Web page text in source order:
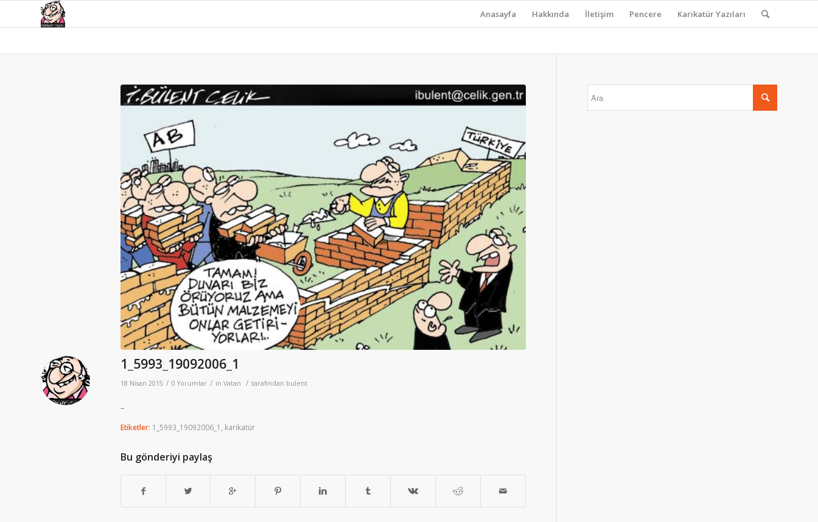
Anasayfa Hakkında İletişim Pencere Karikatür Yazıları
1_5993_19092006_1
18 Nisan 2015 / 0 Yorumlar / in Vatan / tarafından bulent
–
Etiketler: 1_5993_19092006_1 karikatür
Bu gönderiyi paylaş